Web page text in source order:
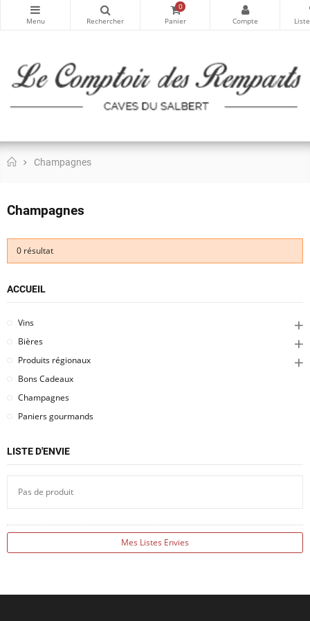
0
Champagnes
Champagnes
0 résultat
ACCUEIL
Vins
Bières
Produits régionaux
Bons Cadeaux
Champagnes
Paniers gourmands
LISTE D'ENVIE
Pas de produit
Mes Listes Envies